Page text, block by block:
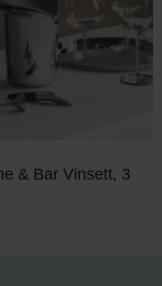
& Bar Vinsett, 3